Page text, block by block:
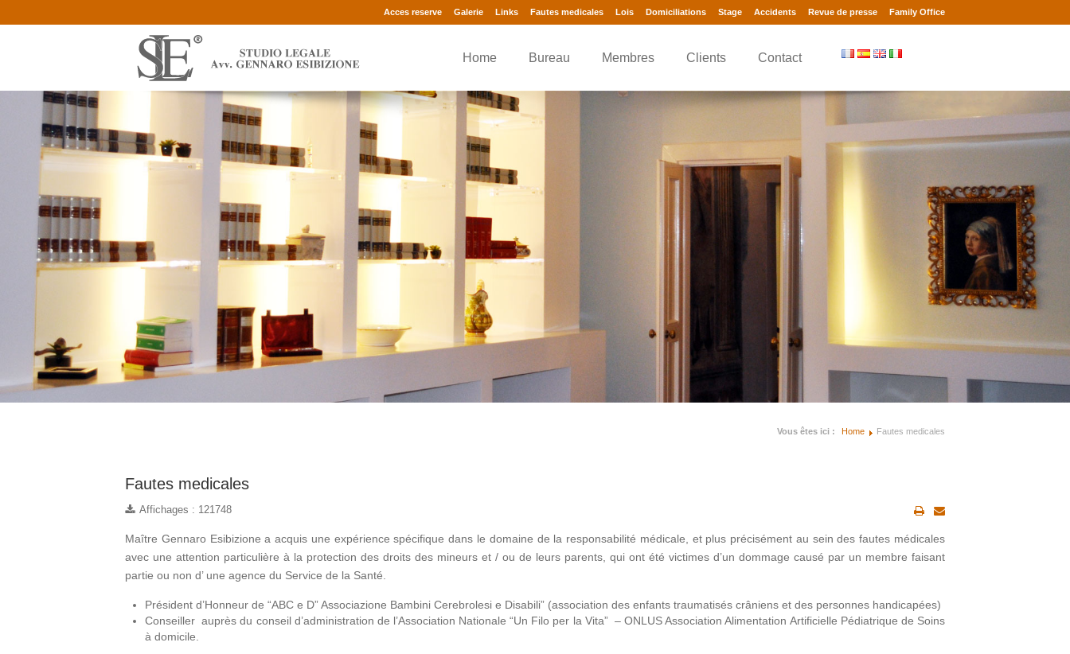
Acces reserve Galerie Links Fautes medicales Lois Domiciliations Stage Accidents Revue de presse Family Office
Home Bureau Membres Clients Contact
Vous êtes ici : Home Fautes medicales
Fautes medicales
Affichages : 121748
Maître Gennaro Esibizione a acquis une expérience spécifique dans le domaine de la responsabilité médicale, et plus précisément au sein des fautes médicales
avec une attention particulière à la protection des droits des mineurs et / ou de leurs parents, qui ont été victimes d’un dommage causé par un membre faisant
partie ou non d’ une agence du Service de la Santé.
Président d’Honneur de “ABC e D” Associazione Bambini Cerebrolesi e Disabili” (association des enfants traumatisés crâniens et des personnes handicapées)
Conseiller auprès du conseil d’administration de l’Association Nationale “Un Filo per la Vita” – ONLUS Association Alimentation Artificielle Pédiatrique de Soins
à domicile.